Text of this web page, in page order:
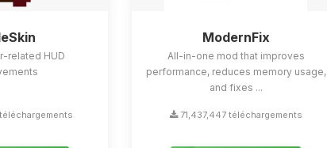
related HUD
ModernFix
All-in-one mod that improves
performance, reduces memory usage,
and fixes ...
71,437,447 téléchargements